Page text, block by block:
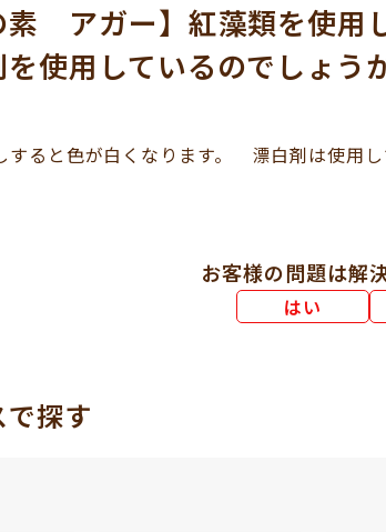
素 アガー】紅藻類を使用
使用しているのでしょう
すると色が白くなります。 漂白剤は使用し
お客様の問題は解
はい
探す